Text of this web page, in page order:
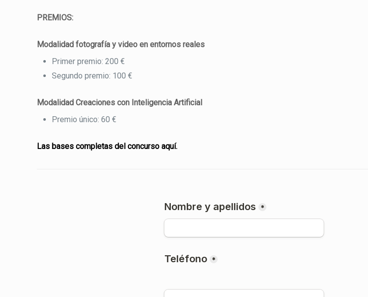
PREMIOS:
Modalidad fotografía y video en entornos reales
Primer premio: 200 €
Segundo premio: 100 €
Modalidad Creaciones con Inteligencia Artificial
Premio único: 60 €
Las bases completas del concurso aquí.